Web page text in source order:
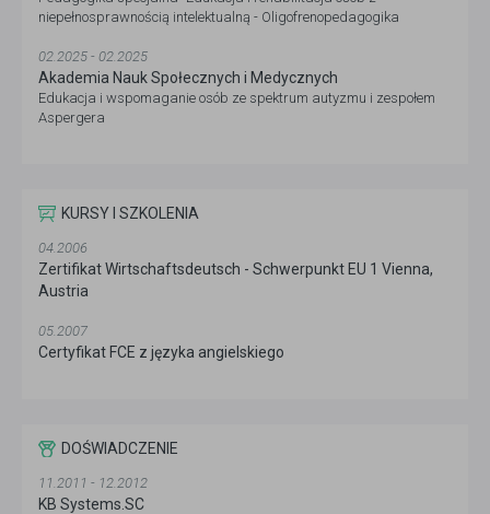
niepełnosprawnością intelektualną - Oligofrenopedagogika
02.2025 - 02.2025
Akademia Nauk Społecznych i Medycznych
Edukacja i wspomaganie osób ze spektrum autyzmu i zespołem
Aspergera
KURSY I SZKOLENIA
04.2006
Zertifikat Wirtschaftsdeutsch - Schwerpunkt EU 1 Vienna,
Austria
05.2007
Certyfikat FCE z języka angielskiego
DOŚWIADCZENIE
11.2011 - 12.2012
KB Systems.SC